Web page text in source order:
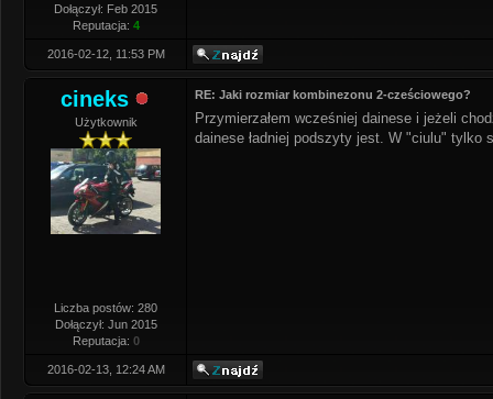
Dołączył: Feb 2015
Reputacja: 4
2016-02-12, 11:53 PM
cineks
Użytkownik
Liczba postów: 280
Dołączył: Jun 2015
Reputacja: 0
RE: Jaki rozmiar kombinezonu 2-cześciowego?
Przymierzałem wcześniej dainese i jeżeli
dainese ładniej podszyty jest. W "ciulu" tylko
2016-02-13, 12:24 AM